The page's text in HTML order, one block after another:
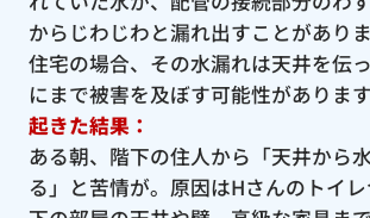
からじわじわと漏れ出すことがあり
住宅の場合、その水漏れは天井を伝
にまで被害を及ぼす可能性があります
起きた結果：
ある朝、階下の住人から「天井から
る」と苦情が。原因はHさんのトイ